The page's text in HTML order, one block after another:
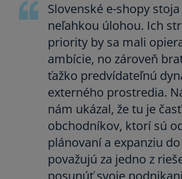
Slovenské e-shopy
neľahkou úlohou. Ich
priority by sa mali
ambície, no zároveň
ťažko predvídateľnú
externého prostredia.
nám ukázal, že tu je časť
obchodníkov, ktorí sú
plánovaní a expanziu
považujú za jedno z